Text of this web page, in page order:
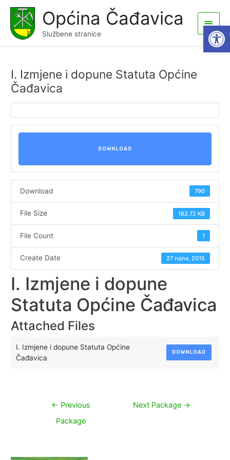
content
Općina Čađavica
Službene stranice
Main
Menu
I. Izmjene i dopune Statuta Općine
Čađavica
DOWNLOAD
Download 790
File Size 182.72 KB
File Count 1
Create Date 27 rujna, 2015
I. Izmjene i dopune
Statuta Općine Čađavica
Attached Files
I. Izmjene i dopune Statuta Općine
Čađavica
DOWNLOAD
Navigacija
← Previous
Package
Next Package →